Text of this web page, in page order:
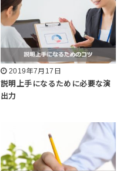
2019年7月17日
説明上手になるために必要な演
出力